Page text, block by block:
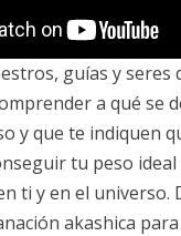
guías y seres
a qué se
y que te indiquen
tu peso ideal
ti y en el universo.
akashica